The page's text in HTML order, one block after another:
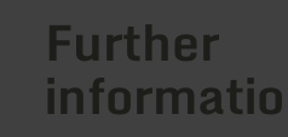
Further